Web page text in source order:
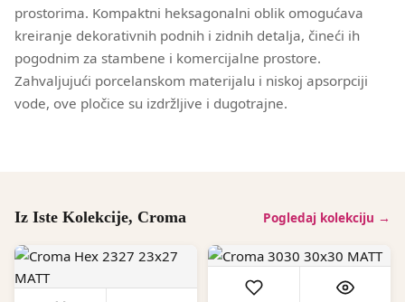
prostorima. Kompaktni heksagonalni oblik omogućava
kreiranje dekorativnih podnih i zidnih detalja, čineći ih
pogodnim za stambene i komercijalne prostore.
Zahvaljujući porcelanskom materijalu i niskoj apsorpciji
vode, ove pločice su izdržljive i dugotrajne.
Iz Iste Kolekcije, Croma Pogledaj kolekciju →